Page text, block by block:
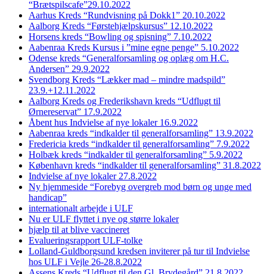
“Brætspilscafe”29.10.2022
Aarhus Kreds “Rundvisning på Dokk1” 20.10.2022
Aalborg Kreds “Førstehjælpskursus” 12.10.2022
Horsens kreds “Bowling og spisning” 7.10.2022
Aabenraa Kreds Kursus i ”mine egne penge” 5.10.2022
Odense kreds “Generalforsamling og oplæg om H.C.
Andersen” 29.9.2022
Svendborg Kreds “Lækker mad – mindre madspild”
23.9.+12.11.2022
Aalborg Kreds og Frederikshavn kreds “Udflugt til
Ørnereservat” 17.9.2022
Åbent hus Indvielse af nye lokaler 16.9.2022
Aabenraa kreds “indkalder til generalforsamling” 13.9.2022
Fredericia kreds “indkalder til generalforsamling” 7.9.2022
Holbæk kreds “indkalder til generalforsamling” 5.9.2022
København kreds “indkalder til generalforsamling” 31.8.2022
Indvielse af nye lokaler 27.8.2022
Ny hjemmeside “Forebyg overgreb mod børn og unge med
handicap”
internationalt arbejde i ULF
Nu er ULF flyttet i nye og større lokaler
hjælp til at blive vaccineret
Evalueringsrapport ULF-tolke
Lolland-Guldborgsund kredsen inviterer på tur til Indvielse
hos ULF i Vejle 26-28.8.2022